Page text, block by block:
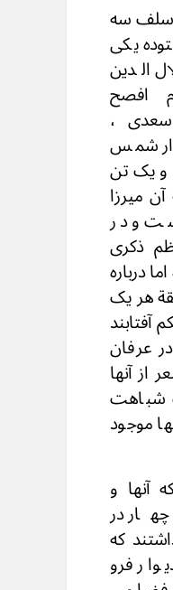
سلف سه
یکی
الدین
افصح
سعدی ،
شمس
و یک تن
میرزا
و در
ذکری
درباره
هر یک
آفتابند
عرفان
آنها
شباهت
موجود
آنها و
در
که
فرو